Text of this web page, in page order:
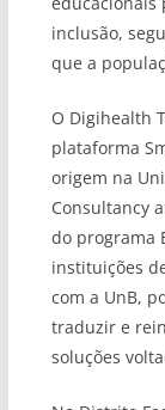
inclusão,
que a
O Digihealth
plataforma
origem na
Consultancy
do programa
instituições
com a UnB,
traduzir e
soluções